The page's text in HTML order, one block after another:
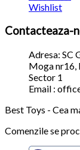
Wishlist
Contacteaza-
Adresa: SC
Moga
Sector 1
Email :
Best Toys - Cea
Comenzile se